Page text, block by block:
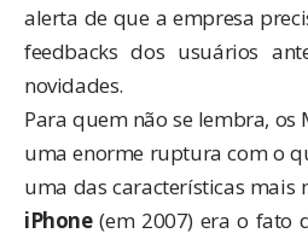
alerta de que a empresa
feedbacks dos usuários
novidades.
Para quem não se lembra,
uma enorme ruptura com o
uma das características mais
iPhone(em 2007) era o fato